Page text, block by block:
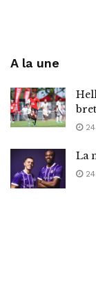
A la une
24
La
24